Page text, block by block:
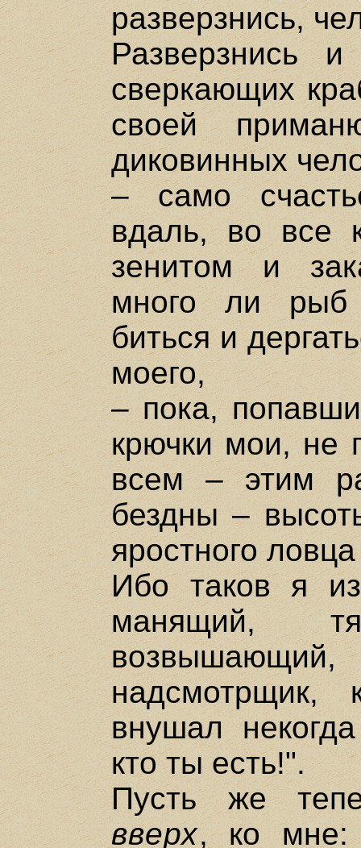
разверзнись,
Разверзнись
сверкающих
своей
диковинных
– само
вдаль, во все
зенитом и
много ли рыб
биться и
моего,
– пока,
крючки мои, не
всем – этим
бездны –
яростного
Ибо таков я
манящий,
надсмотрщик,
внушал
кто ты есть!".
Пусть же
вверх, ко мне: